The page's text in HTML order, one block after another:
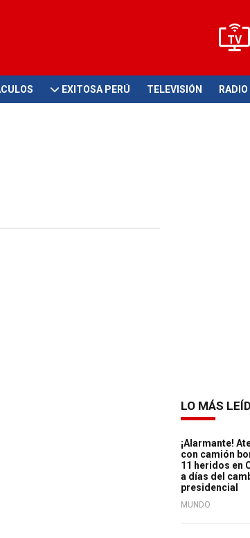
EXITOSA PERÚ TELEVISIÓN RADIO
LO MÁS
¡Alarmante!
con camión
11 heridos en
a días del
presidencial
MUNDO